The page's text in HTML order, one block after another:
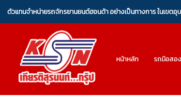
ตัวแทนจำหน่ายรถจักรยานยนต์ฮอนด้า อย่างเป็นทางการ ในเขตอุ
หน้าหลัก รถมือสอง